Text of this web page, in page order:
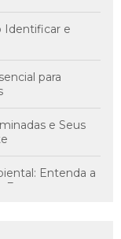
Identificar e
para
e Seus
Entenda a